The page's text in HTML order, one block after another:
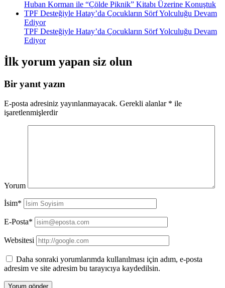
Huban Korman ile “Çölde Piknik” Kitabı Üzerine Konuştuk
TPF Desteğiyle Hatay’da Çocukların Sörf Yolculuğu Devam
Ediyor
TPF Desteğiyle Hatay’da Çocukların Sörf Yolculuğu Devam
Ediyor
İlk yorum yapan siz olun
Bir yanıt yazın
E-posta adresiniz yayınlanmayacak. Gerekli alanlar * ile
işaretlenmişlerdir
Yorum
İsim*
E-Posta*
Websitesi
Daha sonraki yorumlarımda kullanılması için adım, e-posta
adresim ve site adresim bu tarayıcıya kaydedilsin.